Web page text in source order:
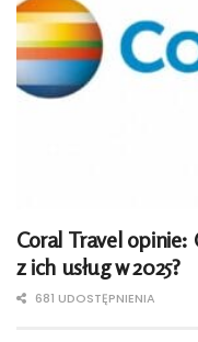
Coral Travel opinie:
z ich usług w 2025?
681 UDOSTĘPNIENIA